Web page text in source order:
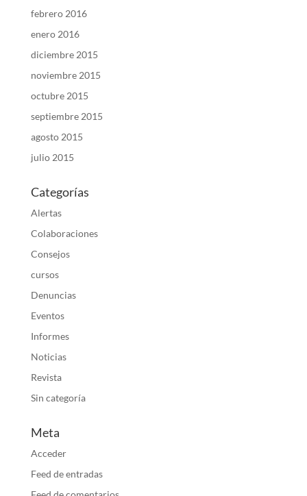
febrero 2016
enero 2016
diciembre 2015
noviembre 2015
octubre 2015
septiembre 2015
agosto 2015
julio 2015
Categorías
Alertas
Colaboraciones
Consejos
cursos
Denuncias
Eventos
Informes
Noticias
Revista
Sin categoría
Meta
Acceder
Feed de entradas